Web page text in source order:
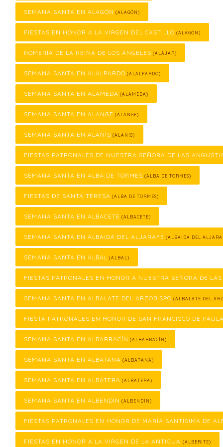
SEMANA SANTA EN ALAGÓN (ALAGÓN)
FIESTAS EN HONOR A LA VIRGEN DEL CASTILLO (ALAGÓN)
ROMERÍA DE LA REINA DE LOS ÁNGELES (ALÁJAR)
SEMANA SANTA EN ALALPARDO (ALALPARDO)
SEMANA SANTA EN ALAMEDA (ALAMEDA)
SEMANA SANTA EN ALANGE (ALANGE)
SEMANA SANTA EN ALANÍS (ALANÍS)
FIESTAS PATRONALES DE NUESTRA SEÑORA DE LAS
SEMANA SANTA EN ALBA DE TORMES (ALBA DE TORMES)
FIESTAS DE SANTA TERESA (ALBA DE TORMES)
SEMANA SANTA EN ALBACETE (ALBACETE)
SEMANA SANTA EN ALBAIDA DEL ALJARAFE (ALBAIDA DEL
SEMANA SANTA EN ALBAL (ALBAL)
FIESTAS PATRONALES EN HONOR A NUESTRA SEÑORA DE
SEMANA SANTA EN ALBALATE DEL ARZOBISPO (ALBALATE DEL
FIESTA PATRONALES EN HONOR DE SAN FRANCISCO DE
SEMANA SANTA EN ALBARRACÍN (ALBARRACÍN)
SEMANA SANTA EN ALBATANA (ALBATANA)
SEMANA SANTA EN ALBATERA (ALBATERA)
SEMANA SANTA EN ALBENDÍN (ALBENDÍN)
FIESTAS PATRONALES EN HONOR DE MARÍA SANTÍSIMA DE
FIESTAS EN HONOR A LA VIRGEN DE LA ANTIGUA (ALBERITE)